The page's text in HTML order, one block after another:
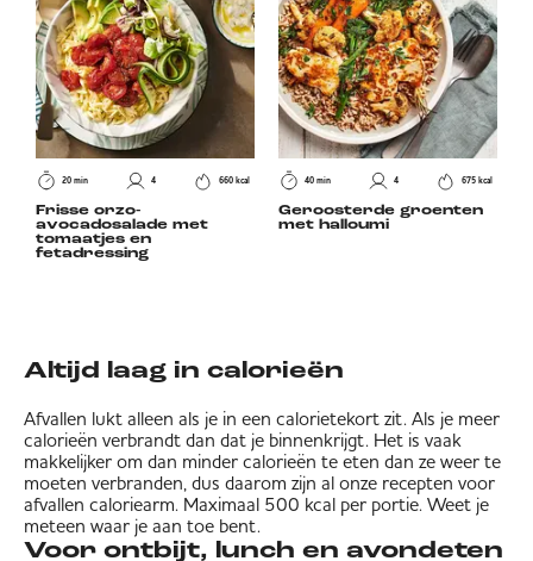
20 min 4 660 kcal
Frisse orzo-
avocadosalade met
tomaatjes en
fetadressing
40 min 4 675 kcal
Geroosterde groenten
met halloumi
Altijd laag in calorieën
Afvallen lukt alleen als je in een calorietekort zit. Als je meer
calorieën verbrandt dan dat je binnenkrijgt. Het is vaak
makkelijker om dan minder calorieën te eten dan ze weer te
moeten verbranden, dus daarom zijn al onze recepten voor
afvallen caloriearm. Maximaal 500 kcal per portie. Weet je
meteen waar je aan toe bent.
Voor ontbijt, lunch en avondeten